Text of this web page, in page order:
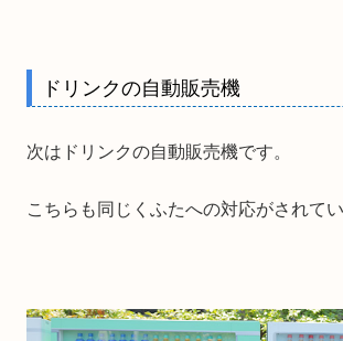
ドリンクの自動販売機
次はドリンクの自動販売機です。
こちらも同じくふたへの対応がされてい